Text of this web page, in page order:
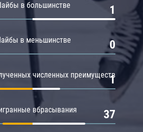
в большинстве 1
в меньшинстве 0
численных преимуществ
1
вбрасывания 37